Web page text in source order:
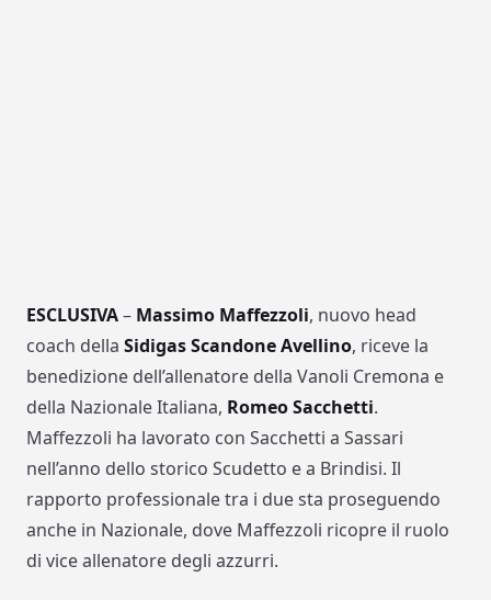
ESCLUSIVA– Massimo Maffezzoli, nuovo head
coach della Sidigas ScandoneAvellino, riceve la
benedizione dell’allenatore della Vanoli Cremona e
della Nazionale Italiana, RomeoSacchetti.
Maffezzoli ha lavorato con Sacchetti a Sassari
nell’anno dello storico Scudetto e a Brindisi. Il
rapporto professionale tra i due sta proseguendo
anche in Nazionale, dove Maffezzoli ricopre il ruolo
di vice allenatore degli azzurri.